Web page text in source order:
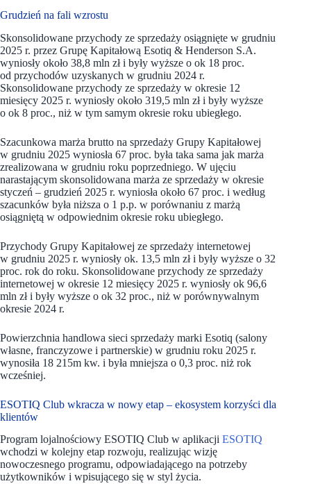
Grudzień na fali wzrostu
Skonsolidowane przychody ze sprzedaży osiągnięte w grudniu
2025 r. przez Grupę Kapitałową Esotiq & Henderson S.A.
wyniosły około 38,8 mln zł i były wyższe o ok 18 proc.
od przychodów uzyskanych w grudniu 2024 r.
Skonsolidowane przychody ze sprzedaży w okresie 12
miesięcy 2025 r. wyniosły około 319,5 mln zł i były wyższe
o ok 8 proc., niż w tym samym okresie roku ubiegłego.
Szacunkowa marża brutto na sprzedaży Grupy Kapitałowej
w grudniu 2025 wyniosła 67 proc. była taka sama jak marża
zrealizowana w grudniu roku poprzedniego. W ujęciu
narastającym skonsolidowana marża ze sprzedaży w okresie
styczeń – grudzień 2025 r. wyniosła około 67 proc. i według
szacunków była niższa o 1 p.p. w porównaniu z marżą
osiągniętą w odpowiednim okresie roku ubiegłego.
Przychody Grupy Kapitałowej ze sprzedaży internetowej
w grudniu 2025 r. wyniosły ok. 13,5 mln zł i były wyższe o 32
proc. rok do roku. Skonsolidowane przychody ze sprzedaży
internetowej w okresie 12 miesięcy 2025 r. wyniosły ok 96,6
mln zł i były wyższe o ok 32 proc., niż w porównywalnym
okresie 2024 r.
Powierzchnia handlowa sieci sprzedaży marki Esotiq (salony
własne, franczyzowe i partnerskie) w grudniu roku 2025 r.
wynosiła 18 215m kw. i była mniejsza o 0,3 proc. niż rok
wcześniej.
ESOTIQ Club wkracza w nowy etap – ekosystem korzyści dla
klientów
Program lojalnościowy ESOTIQ Club w aplikacji ESOTIQ
wchodzi w kolejny etap rozwoju, realizując wizję
nowoczesnego programu, odpowiadającego na potrzeby
użytkowników i wpisującego się w styl życia.